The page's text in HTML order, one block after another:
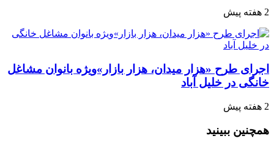
2 هفته پیش
اجرای طرح «هزار میدان، هزار بازار»ویژه بانوان مشاغل
خانگی در خلیل آباد
2 هفته پیش
همچنین ببینید